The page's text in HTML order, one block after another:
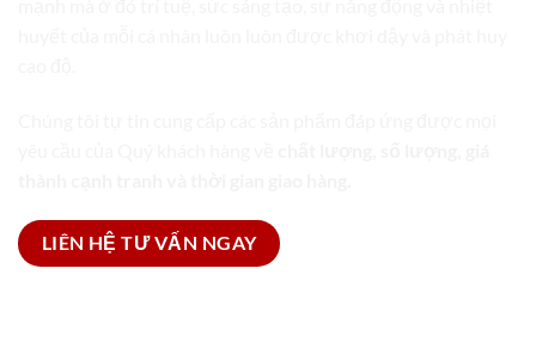
LIÊN HỆ TƯ VẤN NGAY